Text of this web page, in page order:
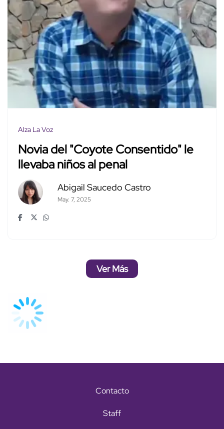
Alza La Voz
Novia del "Coyote Consentido" le
llevaba niños al penal
Abigail Saucedo Castro
May. 7, 2025
Ver Más
Contacto
Staff